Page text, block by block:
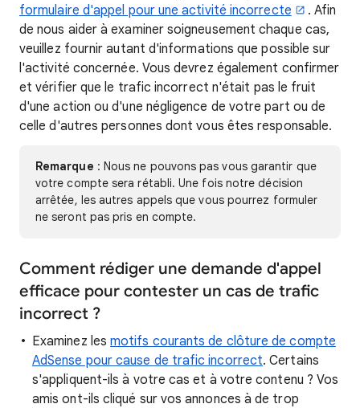
formulaire d'appel pour une activité incorrecte
. Afin
de nous aider à examiner soigneusement chaque cas,
veuillez fournir autant d'informations que possible sur
l'activité concernée. Vous devrez également confirmer
et vérifier que le trafic incorrect n'était pas le fruit
d'une action ou d'une négligence de votre part ou de
celle d'autres personnes dont vous êtes responsable.
Remarque : Nous ne pouvons pas vous garantir que
votre compte sera rétabli. Une fois notre décision
arrêtée, les autres appels que vous pourrez formuler
ne seront pas pris en compte.
Comment rédiger une demande d'appel
efficace pour contester un cas de trafic
incorrect ?
Examinez lesmotifs courants de clôture de compte
AdSense pour cause de trafic incorrect. Certains
s'appliquent-ils à votre cas et à votre contenu ? Vos
amis ont-ils cliqué sur vos annonces à de trop